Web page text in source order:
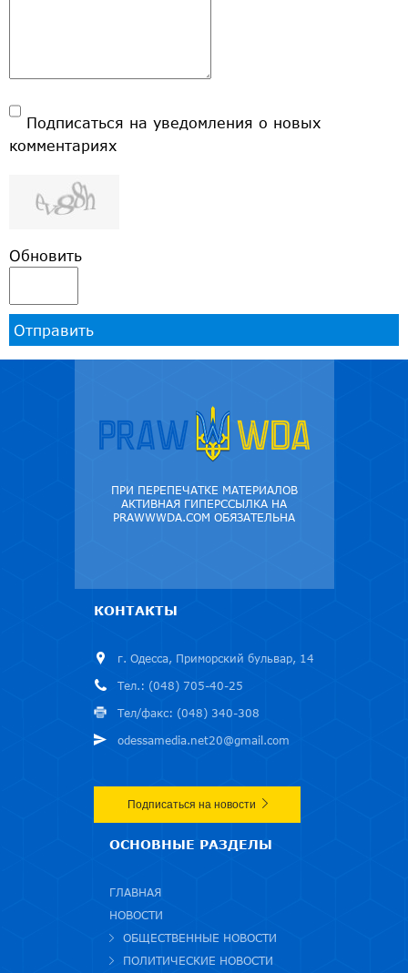
Подписаться на уведомления о новых
комментариях
Обновить
Отправить
ПРИ ПЕРЕПЕЧАТКЕ МАТЕРИАЛОВ
АКТИВНАЯ ГИПЕРССЫЛКА НА
PRAWWWDA.COM ОБЯЗАТЕЛЬНА
КОНТАКТЫ
г. Одесса, Приморский бульвар, 14
Тел.: (048) 705-40-25
Тел/факс: (048) 340-308
odessamedia.net20@gmail.com
Подписаться на новости
ОСНОВНЫЕ РАЗДЕЛЫ
ГЛАВНАЯ
НОВОСТИ
ОБЩЕСТВЕННЫЕ НОВОСТИ
ПОЛИТИЧЕСКИЕ НОВОСТИ